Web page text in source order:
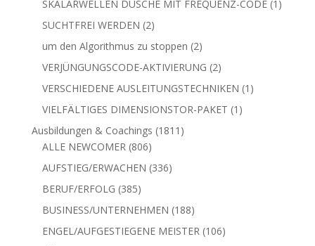
SKALARWELLEN DUSCHE MIT FREQUENZ-CODE 1 1
SUCHTFREI WERDEN 22
Produkte
um den Algorithmus zu stoppen 22
Produkte
VERJÜNGUNGSCODE-AKTIVIERUNG 22
Produkte
VERSCHIEDENE AUSLEITUNGSTECHNIKEN 1 1
VIELFÄLTIGES DIMENSIONSTOR-PAKET 1 1
Ausbildungen & Coachings 1811 1811
ALLE NEWCOMER 806806
Produkte
AUFSTIEG/ERWACHEN 336336
BERUF/ERFOLG 385385
Produkte
BUSINESS/UNTERNEHMEN 188188
Produkte
ENGEL/AUFGESTIEGENE MEISTER 106106